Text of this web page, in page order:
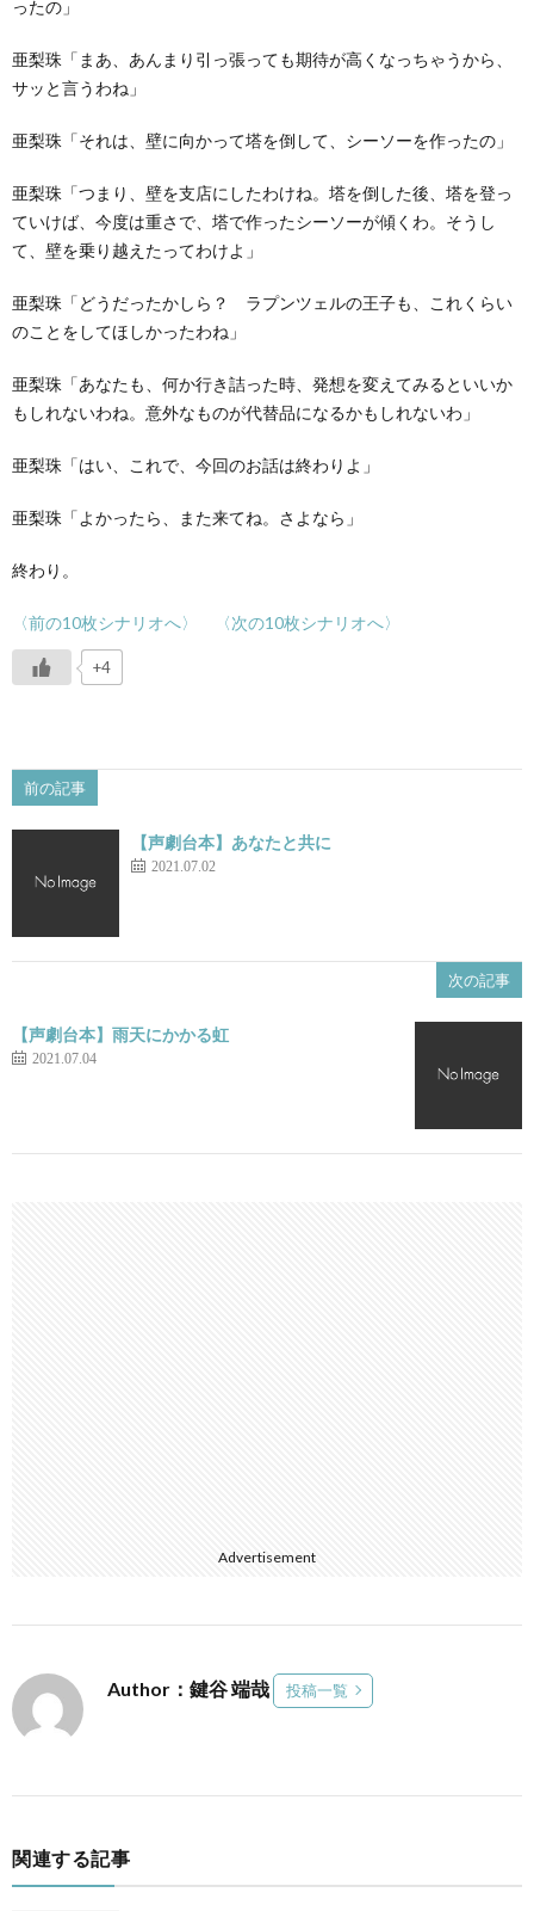
ったの」
亜梨珠「まあ、あんまり引っ張っても期待が高くなっちゃうから、
サッと言うわね」
亜梨珠「それは、壁に向かって塔を倒して、シーソーを作ったの」
亜梨珠「つまり、壁を支店にしたわけね。塔を倒した後、塔を登っ
ていけば、今度は重さで、塔で作ったシーソーが傾くわ。そうし
て、壁を乗り越えたってわけよ」
亜梨珠「どうだったかしら？ ラプンツェルの王子も、これくらい
のことをしてほしかったわね」
亜梨珠「あなたも、何か行き詰った時、発想を変えてみるといいか
もしれないわね。意外なものが代替品になるかもしれないわ」
亜梨珠「はい、これで、今回のお話は終わりよ」
亜梨珠「よかったら、また来てね。さよなら」
終わり。
〈前の10枚シナリオへ〉 〈次の10枚シナリオへ〉
+4
前の記事
【声劇台本】あなたと共に
2021.07.02
次の記事
【声劇台本】雨天にかかる虹
2021.07.04
Advertisement
Author：鍵谷 端哉 投稿一覧
関連する記事